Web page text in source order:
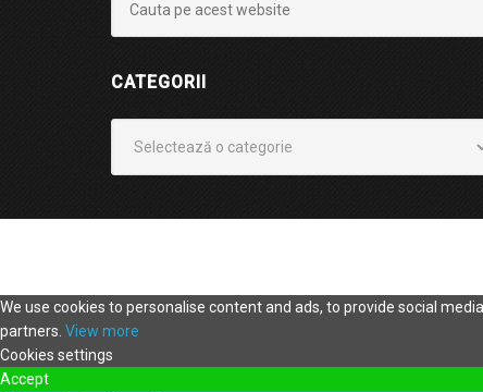
CATEGORII
We use cookies to personalise content and ads, to provide social
partners. View more
Cookies settings
Accept